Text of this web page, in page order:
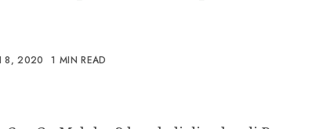
8, 2020 1 MIN READ